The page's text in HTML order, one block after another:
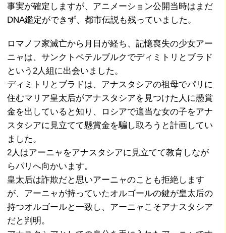
事実が確定しますが、アニメーション公開当時はまだ
DNA鑑定ができず、都市伝説も残っていました。
ロマノフ家滅亡から月日が経ち、記憶喪失の少女アー
ニャは、サンクトペテルブルクでディミトリとブラド
という2人組に出会いました。
ディミトリとブラドは、アナスタシアの祖母でパリに
住むマリア皇太后がアナスタシアを見つけた人に懸賞
金を出していると知り、ロシアで適当な女の子をアナ
スタシアに見立てて懸賞金を騙し取ろうと計画してい
ました。
2人はアーニャをアナスタシアに見立てて教育しなが
らパリへ向かいます。
皇太后は詐欺だと思いアーニャのことも拒絶します
が、アーニャが持っていたオルゴールの鍵が皇太后の
持つオルゴールと一致し、アーニャこそアナスタシア
だと判明。